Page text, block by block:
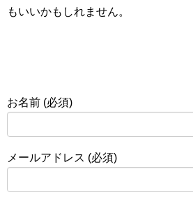
もいいかもしれません。
お名前 (必須)
メールアドレス (必須)